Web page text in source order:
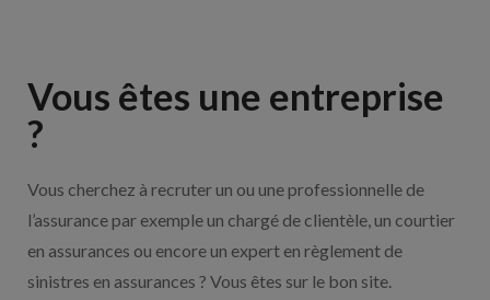
Vous êtes une entreprise
?
Vous cherchez à recruter un ou une professionnelle de
l’assurance par exemple un chargé de clientèle, un courtier
en assurances ou encore un expert en règlement de
sinistres en assurances ? Vous êtes sur le bon site.